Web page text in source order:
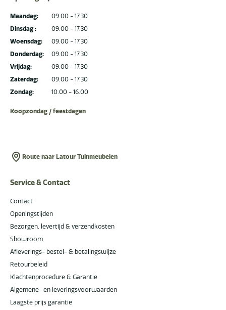
Maandag:
Dinsdag :
Woensdag:
Donderdag:
Vrijdag:
Zaterdag:
Zondag:
09.00 - 17.30
09.00 - 17.30
09.00 - 17.30
09.00 - 17.30
09.00 - 17.30
09.00 - 17.30
10.00 - 16.00
Koopzondag / feestdagen
Route naar Latour Tuinmeubelen
Service & Contact
Contact
Openingstijden
Bezorgen, levertijd & verzendkosten
Showroom
Afleverings- bestel- & betalingswijze
Retourbeleid
Klachtenprocedure & Garantie
Algemene- en leveringsvoorwaarden
Laagste prijs garantie